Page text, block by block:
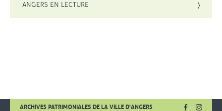
ANGERS EN LECTURE
ARCHIVES PATRIMONIALES DE LA VILLE D'ANGERS FACEBOOK
, OUVRE
,